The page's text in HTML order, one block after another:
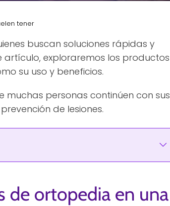
tener
buscan soluciones rápidas y
artículo, exploraremos los productos
su uso y beneficios.
muchas personas continúen con sus
de lesiones.
de ortopedia en una